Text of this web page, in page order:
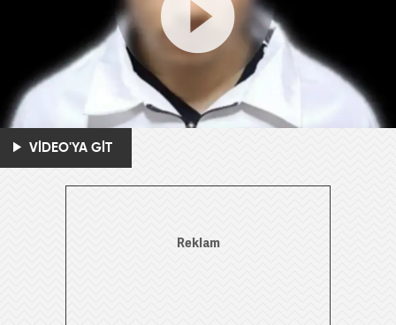
VİDEO'YA GİT